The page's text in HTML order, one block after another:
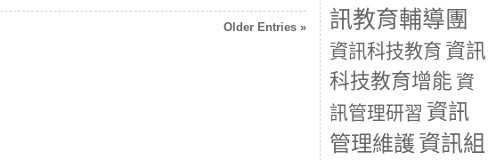
Older Entries »
訊教育輔導團
資訊科技教育 資訊
科技教育增能 資
訊管理研習 資訊
管理維護 資訊組